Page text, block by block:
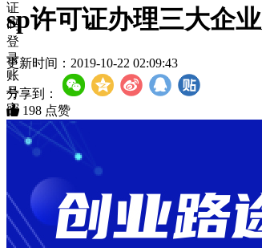
证
码
登
录
账
号
密
码
登
录
失
败
sp许可证办理三大企
更新时间： 2019-10-22 02:09:43
分享到：
198 点赞